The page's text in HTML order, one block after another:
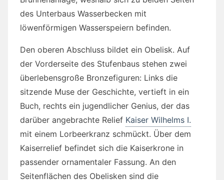
des Unterbaus Wasserbecken mit
löwenförmigen Wasserspeiern befinden.
Den oberen Abschluss bildet ein Obelisk. Auf
der Vorderseite des Stufenbaus stehen zwei
überlebensgroße Bronzefiguren: Links die
sitzende Muse der Geschichte, vertieft in ein
Buch, rechts ein jugendlicher Genius, der das
darüber angebrachte Relief Kaiser Wilhelms I.
mit einem Lorbeerkranz schmückt. Über dem
Kaiserrelief befindet sich die Kaiserkrone in
passender ornamentaler Fassung. An den
Seitenflächen des Obelisken sind die